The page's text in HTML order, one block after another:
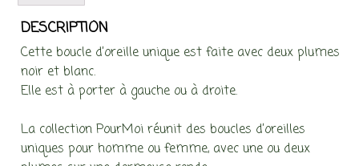
DESCRIPTION
Cette boucle d’oreille unique est faite avec deux plumes
noir et blanc.
Elle est à porter à gauche ou à droite.
La collection PourMoi réunit des boucles d’oreilles
uniques pour homme ou femme, avec une ou deux